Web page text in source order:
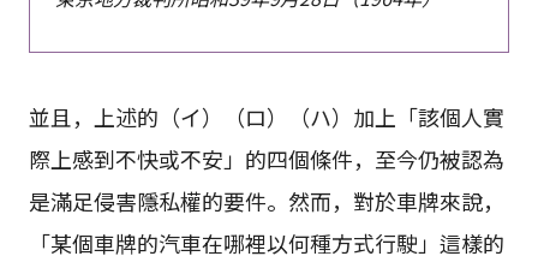
並且，上述的（イ）（ロ）（ハ）加上「該個人實
際上感到不快或不安」的四個條件，至今仍被認為
是滿足侵害隱私權的要件。然而，對於車牌來說，
「某個車牌的汽車在哪裡以何種方式行駛」這樣的